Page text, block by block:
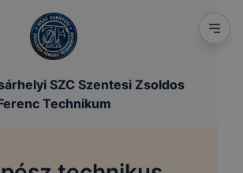
SZC Szentesi Zsoldos
Technikum